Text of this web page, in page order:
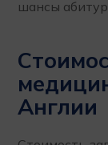
шансы
Англии